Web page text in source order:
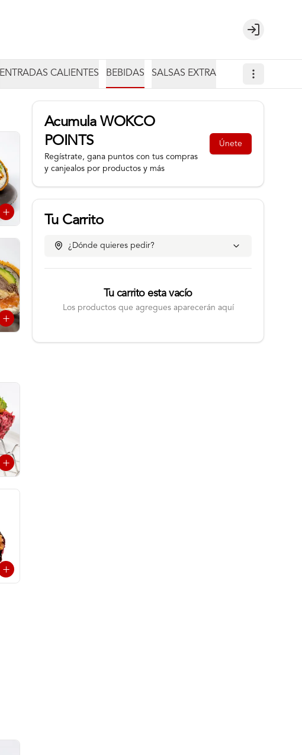
Login
ENTRADAS CALIENTES BEBIDAS SALSAS EXTRA
AcumulaWOKCO
POINTS
Regístrate, gana puntos con tus compras
y canjealos por productos y más
Únete
Tu Carrito
¿Dónde quieres pedir?
Tu carrito esta vacío
Los productos que agregues aparecerán aquí